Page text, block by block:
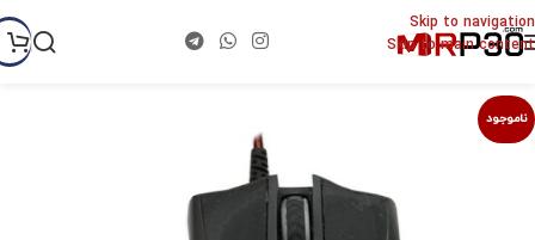
Skip to navigation
Skip to main content
ناموجود